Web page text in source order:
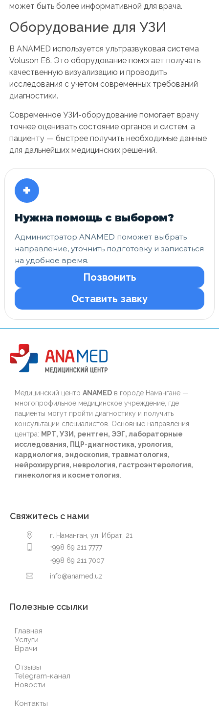
может быть более информативной для врача.
Оборудование для УЗИ
В ANAMED используется ультразвуковая система
Voluson E6. Это оборудование помогает получать
качественную визуализацию и проводить
исследования с учётом современных требований
диагностики.
Современное УЗИ-оборудование помогает врачу
точнее оценивать состояние органов и систем, а
пациенту — быстрее получить необходимые данные
для дальнейших медицинских решений.
+
Нужна помощь с выбором?
Администратор ANAMED поможет выбрать
направление, уточнить подготовку и записаться
на удобное время.
Позвонить
Оставить завку
Медицинский центр ANAMED в городе Намангане —
многопрофильное медицинское учреждение, где
пациенты могут пройти диагностику и получить
консультации специалистов. Основные направления
центра: МРТ, УЗИ, рентген, ЭЭГ, лабораторные
исследования, ПЦР-диагностика, урология,
кардиология, эндоскопия, травматология,
нейрохирургия, неврология, гастроэнтерология,
гинекология и косметология
Свяжитесь с нами
г. Наманган, ул. Ибрат, 21
+998 69 211 7777
+998 69 211 7007
info@anamed.uz
Полезные ссылки
Главная
Услуги
Врачи
Отзывы
Telegram-канал
Новости
Контакты